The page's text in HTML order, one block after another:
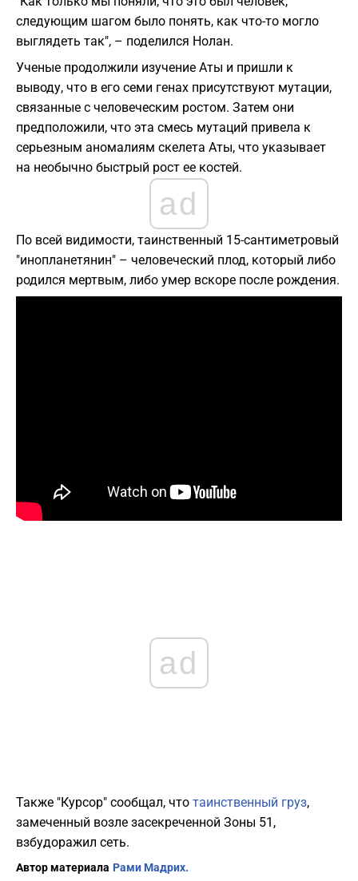
следующим шагом было понять, как что-то могло
выглядеть так", – поделился Нолан.
Ученые продолжили изучение Аты и пришли к
выводу, что в его семи генах присутствуют мутации,
связанные с человеческим ростом. Затем они
предположили, что эта смесь мутаций привела к
серьезным аномалиям скелета Аты, что указывает
на необычно быстрый рост ее костей.
ad
По всей видимости, таинственный 15-сантиметровый
"инопланетянин" – человеческий плод, который либо
родился мертвым, либо умер вскоре после рождения.
ad
Также "Курсор" сообщал, что таинственный груз,
замеченный возле засекреченной Зоны 51,
взбудоражил сеть.
Автор материала Рами Мадрих.